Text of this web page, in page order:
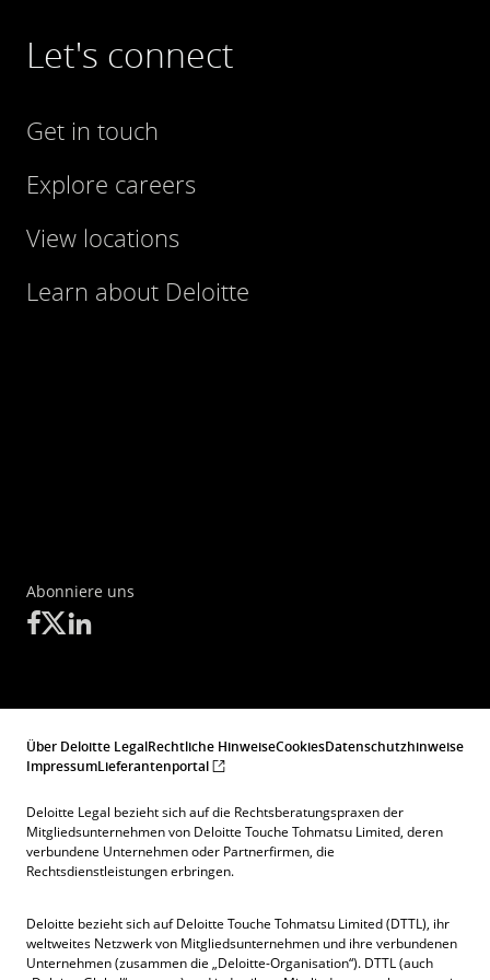
Let's connect
Get in touch
Explore careers
View locations
Learn about Deloitte
Abonniere uns
Über Deloitte LegalRechtliche HinweiseCookiesDatenschutzhinweise
ImpressumLieferantenportal
Deloitte Legal bezieht sich auf die Rechtsberatungspraxen der
Mitgliedsunternehmen von Deloitte Touche Tohmatsu Limited, deren
verbundene Unternehmen oder Partnerfirmen, die
Rechtsdienstleistungen erbringen.
Deloitte bezieht sich auf Deloitte Touche Tohmatsu Limited (DTTL), ihr
weltweites Netzwerk von Mitgliedsunternehmen und ihre verbundenen
Unternehmen (zusammen die „Deloitte-Organisation“). DTTL (auch